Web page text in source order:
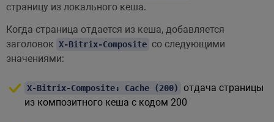
страницу из локального кеша.
Когда страница отдается из кеша, добавляется
заголовок X-Bitrix-Composite со следующими
значениями:
X-Bitrix-Composite: Cache (200)
отдача страницы
из композитного кеша с кодом 200